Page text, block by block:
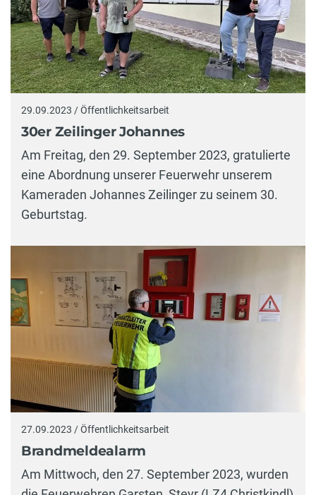
29.09.2023 / Öffentlichkeitsarbeit
30er Zeilinger Johannes
Am Freitag, den 29. September 2023, gratulierte
eine Abordnung unserer Feuerwehr unserem
Kameraden Johannes Zeilinger zu seinem 30.
Geburtstag.
27.09.2023 / Öffentlichkeitsarbeit
Brandmeldealarm
Am Mittwoch, den 27. September 2023, wurden